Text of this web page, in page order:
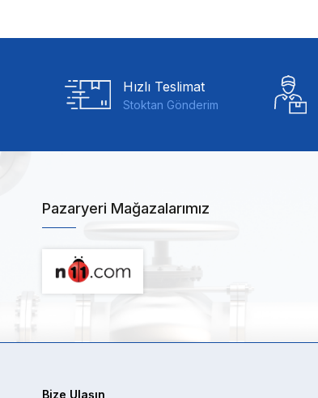
Hızlı Teslimat
Stoktan Gönderim
Pazaryeri Mağazalarımız
Bize Ulaşın